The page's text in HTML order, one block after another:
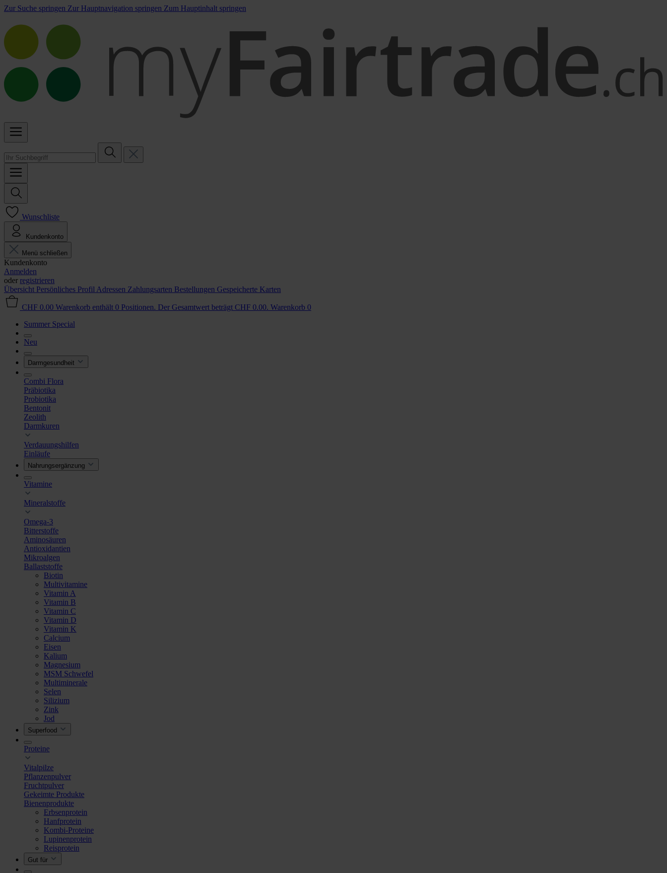
Zur Suche springen Zur Hauptnavigation springen Zum Hauptinhalt springen
Wunschliste
Kundenkonto
Menü schließen
Kundenkonto
Anmelden
oder registrieren
Übersicht Persönliches Profil Adressen Zahlungsarten Bestellungen Gespeicherte Karten
CHF 0.00 Warenkorb enthält 0 Positionen. Der Gesamtwert beträgt CHF 0.00. Warenkorb 0
Summer Special
Neu
Darmgesundheit
Combi Flora
Präbiotika
Probiotika
Bentonit
Zeolith
Darmkuren
Verdauungshilfen
Einläufe
Nahrungsergänzung
Vitamine
Mineralstoffe
Omega-3
Bitterstoffe
Aminosäuren
Antioxidantien
Mikroalgen
Ballaststoffe
Biotin
Multivitamine
Vitamin A
Vitamin B
Vitamin C
Vitamin D
Vitamin K
Calcium
Eisen
Kalium
Magnesium
MSM Schwefel
Multiminerale
Selen
Silizium
Zink
Jod
Superfood
Proteine
Vitalpilze
Pflanzenpulver
Fruchtpulver
Gekeimte Produkte
Bienenprodukte
Erbsenprotein
Hanfprotein
Kombi-Proteine
Lupinenprotein
Reisprotein
Gut für